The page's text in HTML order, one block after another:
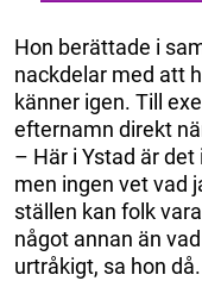
Hon berättade i
nackdelar med att
känner igen. Till
efternamn direkt
– Här i Ystad är
men ingen vet vad
ställen kan folk
något annan än
urtråkigt, sa hon då.